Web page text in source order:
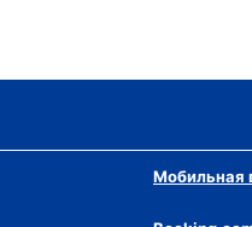
Мобильная